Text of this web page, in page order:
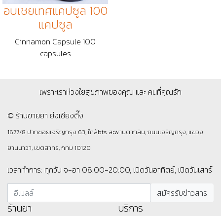
อบเชยเทศแคปซูล 100
แคปซูล
Cinnamon Capsule 100
capsules
เพราะเราห่วงใยสุขภาพของคุณ และ คนที่คุณรัก
© ร้านขายยา ย่งเชียงตึ๊ง
1677/8 ปากซอยเจริญกรุง 63, ใกล้bts สะพานตากสิน, ถนนเจริญกรุง, แขวง
ยานนาวา, เขตสาทร, กทม 10120
เวลาทำการ: ทุกวัน จ-อา 08:00-20:00, เปิดวันอาทิตย์, เปิดวันเสาร์
ร้านยา บริการ